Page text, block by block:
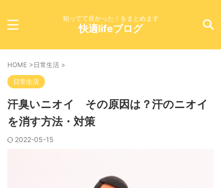
知ってて良かった！をまとめます
快適lifeブログ
HOME >日常生活 >
日常生活
汗臭いニオイ その原因は？汗のニオイ
を消す方法・対策
2022-05-15